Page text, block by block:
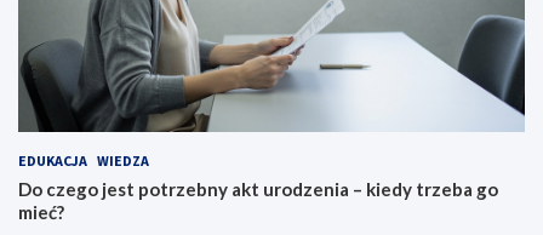
EDUKACJA WIEDZA
Do czego jest potrzebny akt urodzenia – kiedy trzeba go
mieć?